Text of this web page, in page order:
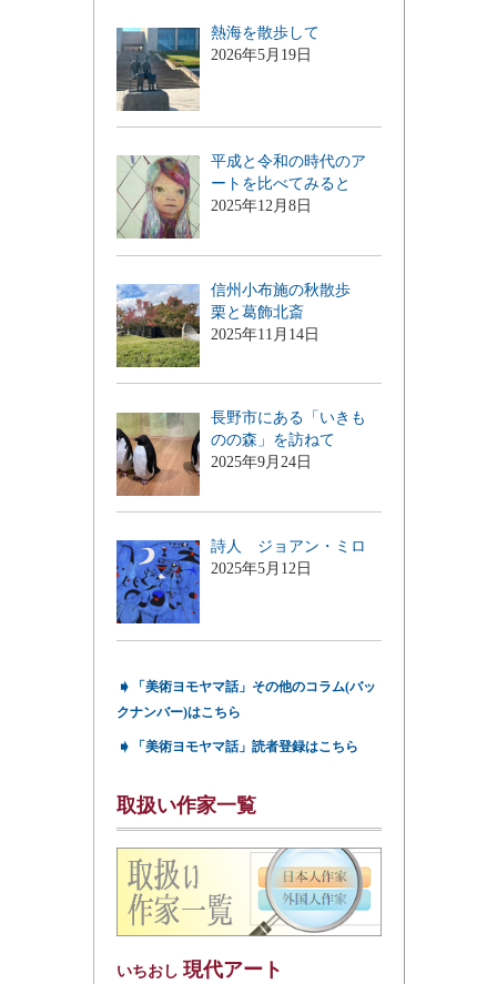
熱海を散歩して
2026年5月19日
平成と令和の時代のア
ートを比べてみると
2025年12月8日
信州小布施の秋散歩
栗と葛飾北斎
2025年11月14日
長野市にある「いきも
のの森」を訪ねて
2025年9月24日
詩人 ジョアン・ミロ
2025年5月12日
➧
「美術ヨモヤマ話」その他のコラム(バッ
クナンバー)はこちら
➧ 「美術ヨモヤマ話」読者登録はこちら
取扱い作家一覧
いちおし 現代アート